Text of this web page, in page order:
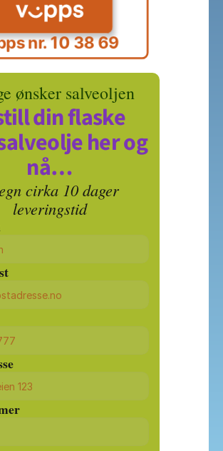
nr. 10 38 69
ønsker salveoljen
din flaske
her og
nå…
cirka 10 dager
leveringstid